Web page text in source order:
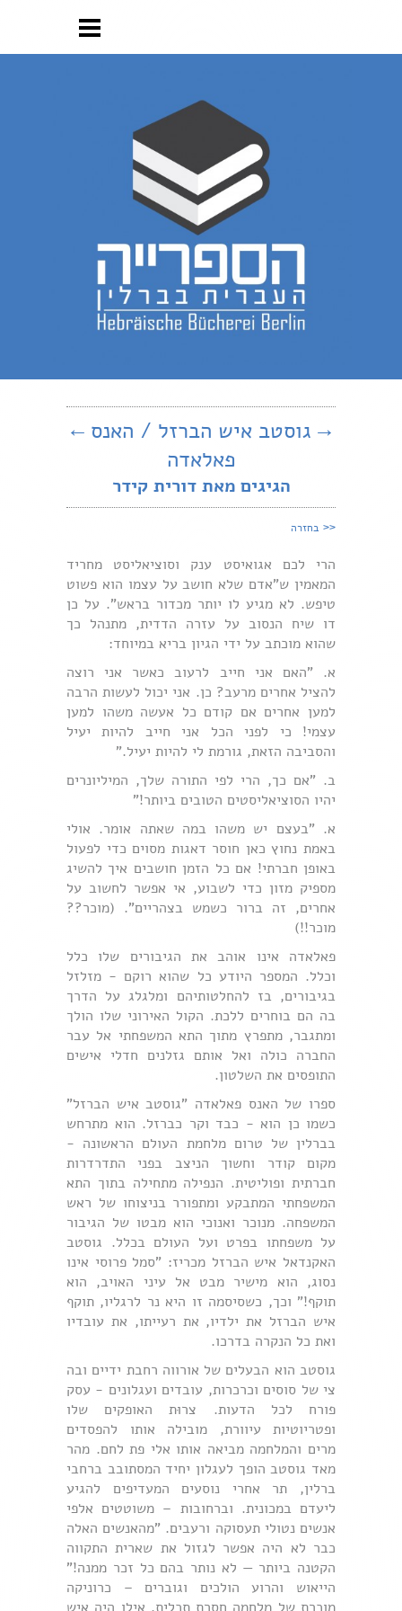
גוסטב איש הברזל / האנס
פאלאדה
הגיגים מאת דורית קידר
← →
<< בחזרה
הרי לכם אגואיסט ענק וסוציאליסט מחריד
המאמין ש"אדם שלא חושב על עצמו הוא פשוט
טיפש. לא מגיע לו יותר מכדור בראש". על כן
דו שיח הנסוב על עזרה הדדית, מתנהל כך
שהוא מוכתב על ידי הגיון בריא במיוחד:
א. "האם אני חייב לרעוב כאשר אני רוצה
להציל אחרים מרעב? כן. אני יכול לעשות הרבה
למען אחרים אם קודם כל אעשה משהו למען
עצמי! כי לפני הכל אני חייב להיות יעיל
והסביבה הזאת, גורמת לי להיות יעיל."
ב. "אם כך, הרי לפי התורה שלך, המיליונרים
יהיו הסוציאליסטים הטובים ביותר!"
א. "בעצם יש משהו במה שאתה אומר. אולי
באמת נחוץ כאן חוסר דאגות מסוים כדי לפעול
באופן חברתי! אם כל הזמן חושבים איך להשיג
מספיק מזון כדי לשבוע, אי אפשר לחשוב על
אחרים, זה ברור כשמש בצהריים". (מוכר??
מוכר!!)
פאלאדה אינו אוהב את הגיבורים שלו כלל
וכלל. המספר היודע כל שהוא רוקם - מזלזל
בגיבורים, בז להחלטותיהם ומלגלג על הדרך
בה הם בוחרים ללכת. הקול האירוני שלו הולך
ומתגבר, מתפרץ מתוך התא המשפחתי אל עבר
החברה כולה ואל אותם גזלנים חדלי אישים
התופסים את השלטון.
ספרו של האנס פאלאדה "גוסטב איש הברזל"
כשמו כן הוא - כבד וקר כברזל. הוא מתרחש
בברלין של טרום מלחמת העולם הראשונה -
מקום קודר וחשוך הניצב בפני התדרדרות
חברתית ופוליטית. הנפילה מתחילה בתוך התא
המשפחתי המתבקע ומתפורר בניצוחו של ראש
המשפחה. מנוכר ואנוכי הוא מבטו של הגיבור
על משפחתו בפרט ועל העולם בכלל. גוסטב
האקנדאל איש הברזל מכריז: "סמל פרוסי אינו
נסוג, הוא מישיר מבט אל עיני האויב, הוא
תוקף!" וכך, כשסיסמה זו היא נר לרגליו, תוקף
איש הברזל את ילדיו, את רעייתו, את עובדיו
ואת כל הנקרה בדרכו.
גוסטב הוא הבעלים של אורווה רחבת ידיים ובה
צי של סוסים וכרכרות, עובדים ועגלונים - עסק
פורח לכל הדעות. צרוּת האופקים שלו
ופטריוטיות עיוורת, מובילה אותו להפסדים
מרים והמלחמה מביאה אותו אלי פת לחם. מהר
מאד גוסטב הופך לעגלון יחיד המסתובב ברחבי
ברלין, תר אחרי נוסעים המעדיפים להגיע
ליעדם במכונית. וברחובות – משוטטים אלפי
אנשים נטולי תעסוקה ורעבים. "מהאנשים האלה
כבר לא היה אפשר לגזול את שארית התקווה
הקטנה ביותר — לא נותר בהם כל זכר ממנה!"
הייאוש והרוע הולכים וגוברים – כרוניקה